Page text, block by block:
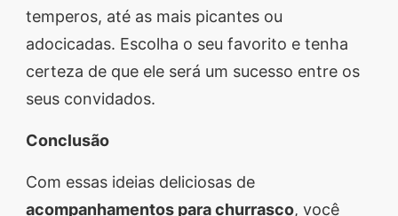
temperos, até as mais picantes ou
adocicadas. Escolha o seu favorito e tenha
certeza de que ele será um sucesso entre os
seus convidados.
Conclusão
Com essas ideias deliciosas de
acompanhamentos para churrasco, você